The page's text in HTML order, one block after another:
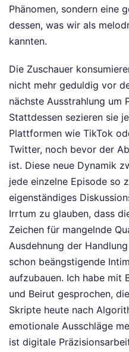
Phänomen, sondern eine
dessen, was wir als
kannten.
Die Zuschauer
nicht mehr geduldig vor
nächste Ausstrahlung um
Stattdessen sezieren sie
Plattformen wie TikTok
Twitter, noch bevor der
ist. Diese neue Dynamik
jede einzelne Episode so
eigenständiges
Irrtum zu glauben, dass
Zeichen für mangelnde
Ausdehnung der
schon beängstigende
aufzubauen. Ich habe mit
und Beirut gesprochen,
Skripte heute nach
emotionale Ausschläge
ist digitale